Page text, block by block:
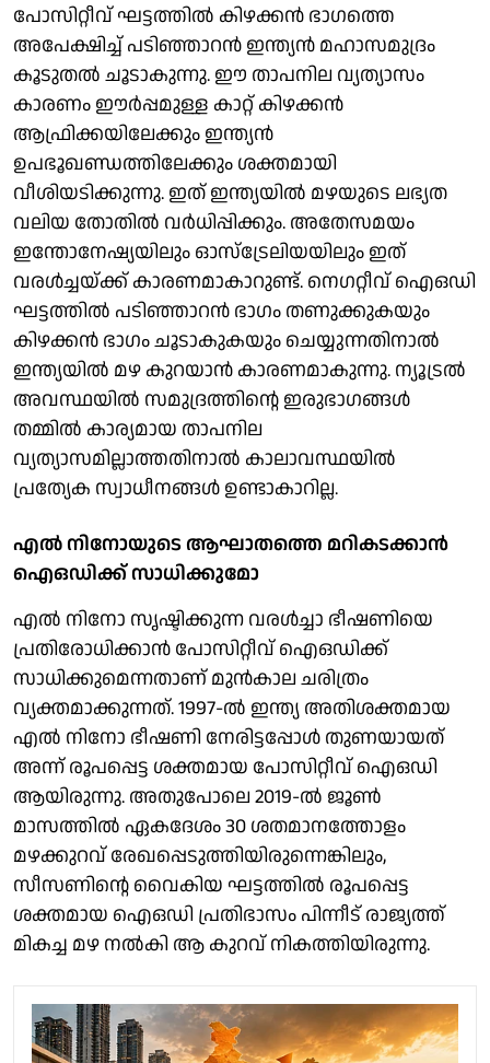
പോസിറ്റീവ് ഘട്ടത്തില്‍ കിഴക്കന്‍ ഭാഗത്തെ
അപേക്ഷിച്ച് പടിഞ്ഞാറന്‍ ഇന്ത്യന്‍ മഹാസമുദ്രം
കൂടുതല്‍ ചൂടാകുന്നു. ഈ താപനില വ്യത്യാസം
കാരണം ഈര്‍പ്പമുള്ള കാറ്റ് കിഴക്കന്‍
ആഫ്രിക്കയിലേക്കും ഇന്ത്യന്‍
ഉപഭൂഖണ്ഡത്തിലേക്കും ശക്തമായി
വീശിയടിക്കുന്നു. ഇത് ഇന്ത്യയില്‍ മഴയുടെ ലഭ്യത
വലിയ തോതില്‍ വര്‍ധിപ്പിക്കും. അതേസമയം
ഇന്തോനേഷ്യയിലും ഓസ്ട്രേലിയയിലും ഇത്
വരള്‍ച്ചയ്ക്ക് കാരണമാകാറുണ്ട്. നെഗറ്റീവ് ഐഒഡി
ഘട്ടത്തില്‍ പടിഞ്ഞാറന്‍ ഭാഗം തണുക്കുകയും
കിഴക്കന്‍ ഭാഗം ചൂടാകുകയും ചെയ്യുന്നതിനാല്‍
ഇന്ത്യയില്‍ മഴ കുറയാന്‍ കാരണമാകുന്നു. ന്യൂട്രല്‍
അവസ്ഥയില്‍ സമുദ്രത്തിന്റെ ഇരുഭാഗങ്ങള്‍
തമ്മില്‍ കാര്യമായ താപനില
വ്യത്യാസമില്ലാത്തതിനാല്‍ കാലാവസ്ഥയില്‍
പ്രത്യേക സ്വാധീനങ്ങള്‍ ഉണ്ടാകാറില്ല.
എല്‍ നിനോയുടെ ആഘാതത്തെ മറികടക്കാന്‍
ഐഒഡിക്ക് സാധിക്കുമോ
എല്‍ നിനോ സൃഷ്ടിക്കുന്ന വരള്‍ച്ചാ ഭീഷണിയെ
പ്രതിരോധിക്കാന്‍ പോസിറ്റീവ് ഐഒഡിക്ക്
സാധിക്കുമെന്നതാണ് മുന്‍കാല ചരിത്രം
വ്യക്തമാക്കുന്നത്. 1997-ല്‍ ഇന്ത്യ അതിശക്തമായ
എല്‍ നിനോ ഭീഷണി നേരിട്ടപ്പോള്‍ തുണയായത്
അന്ന് രൂപപ്പെട്ട ശക്തമായ പോസിറ്റീവ് ഐഒഡി
ആയിരുന്നു. അതുപോലെ 2019-ല്‍ ജൂണ്‍
മാസത്തില്‍ ഏകദേശം 30 ശതമാനത്തോളം
മഴക്കുറവ് രേഖപ്പെടുത്തിയിരുന്നെങ്കിലും,
സീസണിന്റെ വൈകിയ ഘട്ടത്തില്‍ രൂപപ്പെട്ട
ശക്തമായ ഐഒഡി പ്രതിഭാസം പിന്നീട് രാജ്യത്ത്
മികച്ച മഴ നല്‍കി ആ കുറവ് നികത്തിയിരുന്നു.